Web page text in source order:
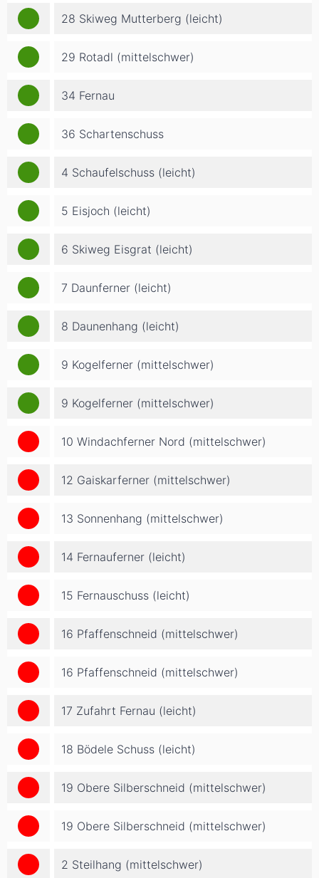
28 Skiweg Mutterberg (leicht)
29 Rotadl (mittelschwer)
34 Fernau
36 Schartenschuss
4 Schaufelschuss (leicht)
5 Eisjoch (leicht)
6 Skiweg Eisgrat (leicht)
7 Daunferner (leicht)
8 Daunenhang (leicht)
9 Kogelferner (mittelschwer)
9 Kogelferner (mittelschwer)
10 Windachferner Nord (mittelschwer)
12 Gaiskarferner (mittelschwer)
13 Sonnenhang (mittelschwer)
14 Fernauferner (leicht)
15 Fernauschuss (leicht)
16 Pfaffenschneid (mittelschwer)
16 Pfaffenschneid (mittelschwer)
17 Zufahrt Fernau (leicht)
18 Bödele Schuss (leicht)
19 Obere Silberschneid (mittelschwer)
19 Obere Silberschneid (mittelschwer)
2 Steilhang (mittelschwer)